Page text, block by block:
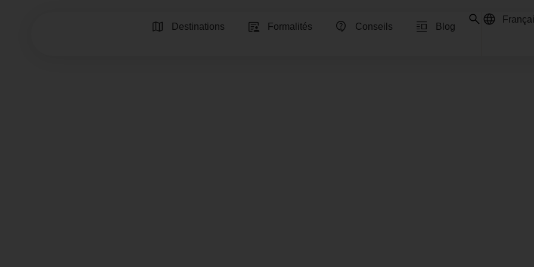
Destinations Formalités Conseils Blog
English